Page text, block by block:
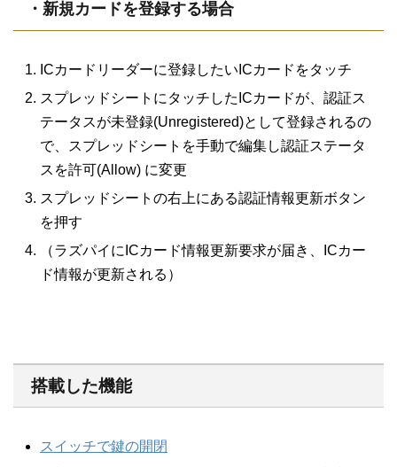
・新規カードを登録する場合
ICカードリーダーに登録したいICカードをタッチ
スプレッドシートにタッチしたICカードが、認証ス
テータスが未登録(Unregistered)として登録されるの
で、スプレッドシートを手動で編集し認証ステータ
スを許可(Allow) に変更
スプレッドシートの右上にある認証情報更新ボタン
を押す
（ラズパイにICカード情報更新要求が届き、ICカー
ド情報が更新される）
搭載した機能
スイッチで鍵の開閉